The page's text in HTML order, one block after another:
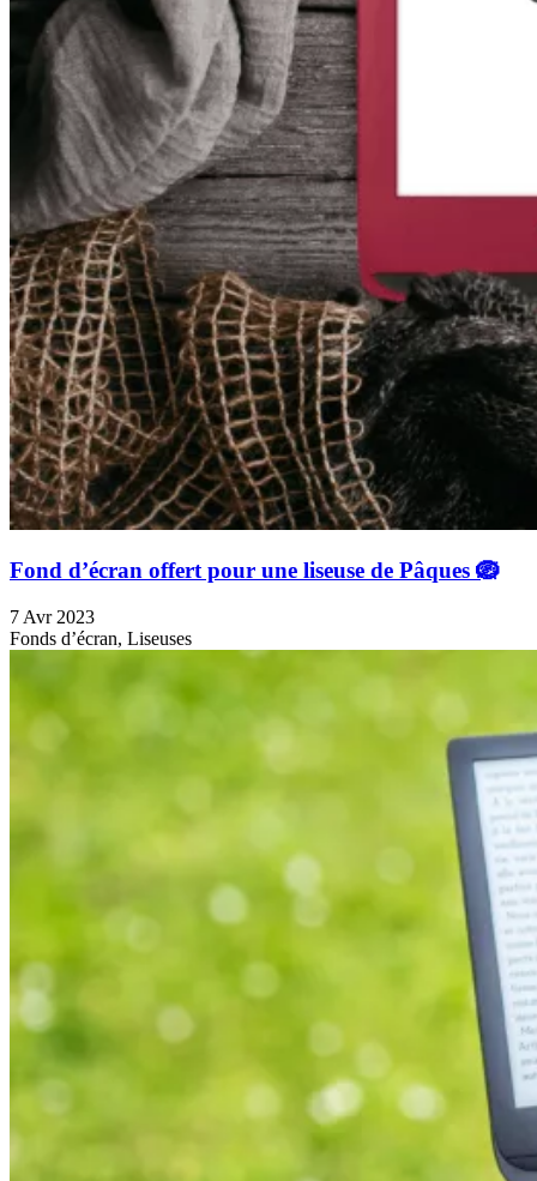
Fond d’écran offert pour une liseuse de Pâques 🪺
7 Avr 2023
Fonds d’écran, Liseuses